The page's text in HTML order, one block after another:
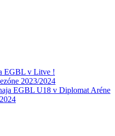
EGBL v Litve !
2023/2024
EGBL U18 v Diplomat Aréne